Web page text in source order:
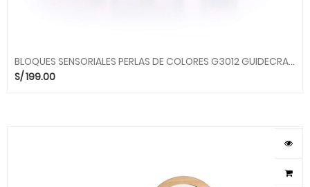
BLOQUES SENSORIALES PERLAS DE COLORES G3012 GUIDECRAFT
S/199.00